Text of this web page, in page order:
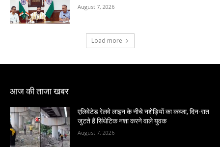
August 7, 2026
Load more
आज की ताजा खबर
एलिवेटेड रेलवे लाइन के नीचे नशेड़ियों का कब्जा, दिन-रात
जुटते हैं सिंथेटिक नशा करने वाले युवक
August 7, 2026